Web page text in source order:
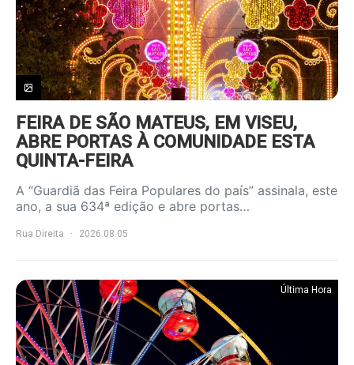
FEIRA DE SÃO MATEUS, EM VISEU,
ABRE PORTAS À COMUNIDADE ESTA
QUINTA-FEIRA
A “Guardiã das Feira Populares do país” assinala, este
ano, a sua 634ª edição e abre portas…
Rua Direita 2026.08.05
Última Hora